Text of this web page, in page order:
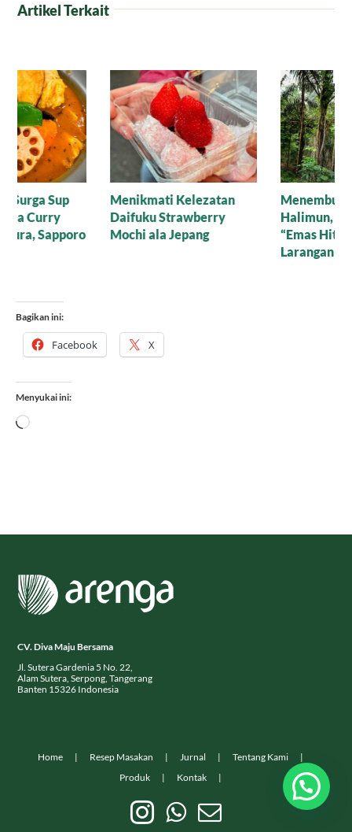
Artikel Terkait
Menikmati Kelezatan
Daifuku Strawberry
Mochi ala Jepang
Menembus Kabut
Halimun, Menemukan
“Emas Hitam” di Hutan
Bagikan ini:
Facebook X
Menyukai ini:
Memuat...
CV. Diva Maju Bersama
Jl. Sutera Gardenia 5 No. 22,
Alam Sutera, Serpong, Tangerang
Banten 15326 Indonesia
Home Resep Masakan Jurnal
Tentang Kami
Produk
Kontak